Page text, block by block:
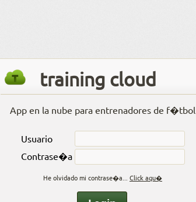
training cloud
App en la nube para entrenadores de f�tbol
Usuario
Contrase�a
He olvidado mi contrase�a... Click aqu�